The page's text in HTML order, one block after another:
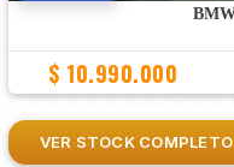
$ 10.990.000
VER STOCK